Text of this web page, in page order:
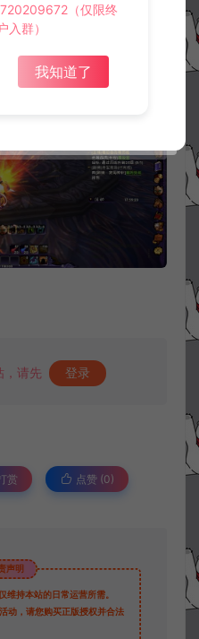
，请先 登录
赏 点赞 (0)
声明
维持本站的日常运营所需。
动，请您购买正版授权并合法
（仅限终
入群）
我知道了